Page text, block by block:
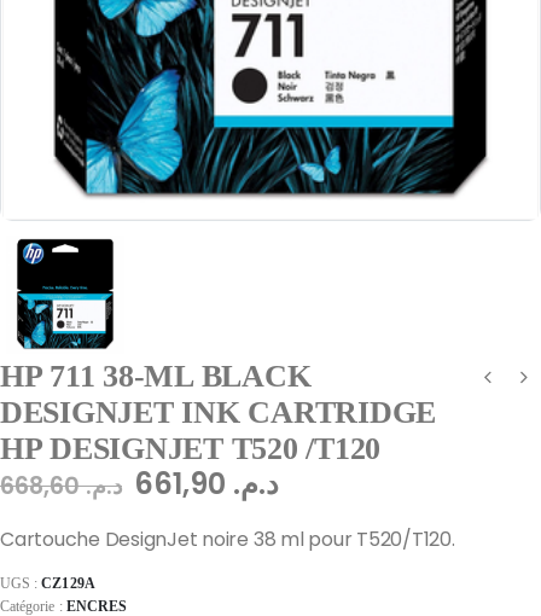
HP 711 38-ML BLACK
DESIGNJET INK CARTRIDGE
HP DESIGNJET T520 /T120
د.م.668,60 د.م.
Cartouche DesignJet noire 38 ml pour T520/T120.
UGS :CZ129A
Catégorie : ENCRES